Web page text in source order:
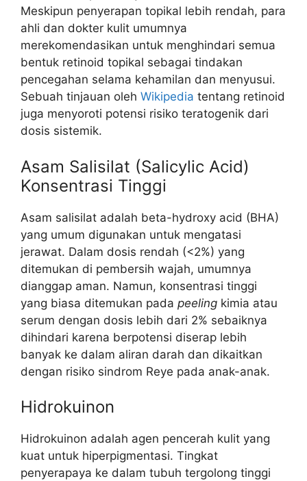
Meskipun penyerapan topikal lebih rendah, para
ahli dan dokter kulit umumnya
merekomendasikan untuk menghindari semua
bentuk retinoid topikal sebagai tindakan
pencegahan selama kehamilan dan menyusui.
Sebuah tinjauan oleh Wikipedia tentang retinoid
juga menyoroti potensi risiko teratogenik dari
dosis sistemik.
Asam Salisilat (Salicylic Acid)
Konsentrasi Tinggi
Asam salisilat adalah beta-hydroxy acid (BHA)
yang umum digunakan untuk mengatasi
jerawat. Dalam dosis rendah (<2%) yang
ditemukan di pembersih wajah, umumnya
dianggap aman. Namun, konsentrasi tinggi
yang biasa ditemukan pada peeling kimia atau
serum dengan dosis lebih dari 2% sebaiknya
dihindari karena berpotensi diserap lebih
banyak ke dalam aliran darah dan dikaitkan
dengan risiko sindrom Reye pada anak-anak.
Hidrokuinon
Hidrokuinon adalah agen pencerah kulit yang
kuat untuk hiperpigmentasi. Tingkat
penyerapaya ke dalam tubuh tergolong tinggi